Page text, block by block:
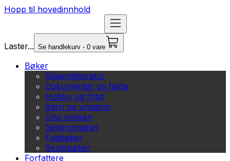
Hopp til hovedinnhold
Laster... Se handlekurv - 0 vare
Bøker
Skjønnlitteratur
Dokumentar og fakta
Hobby og fritid
Barn og ungdom
Ung voksen
Serieromaner
Fagbøker
Skolebøker
Forfattere